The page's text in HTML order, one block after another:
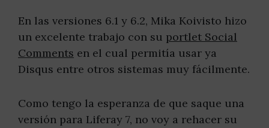
En las versiones 6.1 y 6.2, Mika Koivisto hizo
un excelente trabajo con su portlet Social
Comments en el cual permitía usar ya
Disqus entre otros sistemas muy fácilmente.
Como tengo la esperanza de que saque una
versión para Liferay 7, no voy a rehacer su